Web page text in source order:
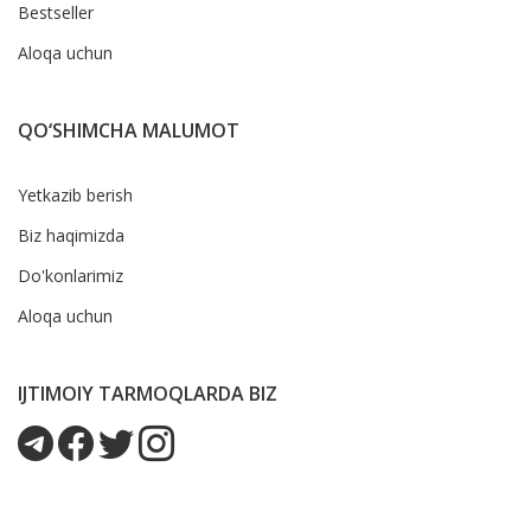
Bestseller
Aloqa uchun
QO‘SHIMCHA MALUMOT
Yetkazib berish
Biz haqimizda
Do'konlarimiz
Aloqa uchun
IJTIMOIY TARMOQLARDA BIZ